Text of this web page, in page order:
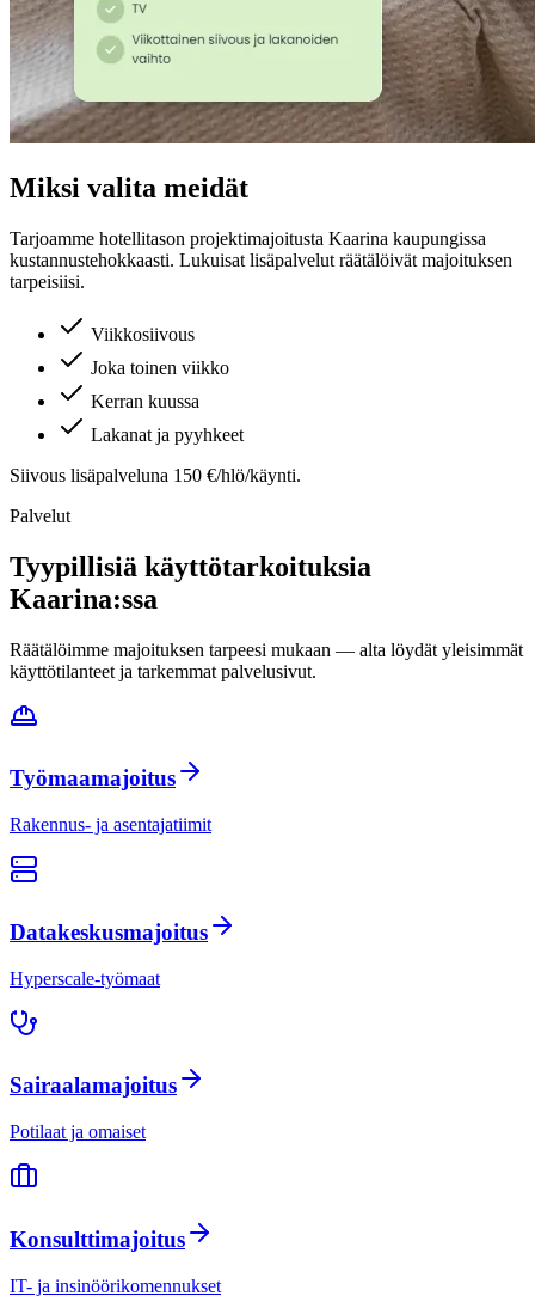
Miksi valita meidät
Tarjoamme hotellitason projektimajoitusta Kaarina kaupungissa
kustannustehokkaasti. Lukuisat lisäpalvelut räätälöivät majoituksen
tarpeisiisi.
Viikkosiivous
Joka toinen viikko
Kerran kuussa
Lakanat ja pyyhkeet
Siivous lisäpalveluna 150 €/hlö/käynti.
Palvelut
Tyypillisiä käyttötarkoituksia
Kaarina:ssa
Räätälöimme majoituksen tarpeesi mukaan — alta löydät yleisimmät
käyttötilanteet ja tarkemmat palvelusivut.
Työmaamajoitus
Rakennus- ja asentajatiimit
Datakeskusmajoitus
Hyperscale-työmaat
Sairaalamajoitus
Potilaat ja omaiset
Konsulttimajoitus
IT- ja insinöörikomennukset